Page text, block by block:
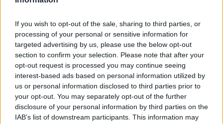
If you wish to opt-out of the sale, sharing to third parties, or
processing of your personal or sensitive information for
targeted advertising by us, please use the below opt-out
section to confirm your selection. Please note that after your
opt-out request is processed you may continue seeing
interest-based ads based on personal information utilized by
us or personal information disclosed to third parties prior to
your opt-out. You may separately opt-out of the further
disclosure of your personal information by third parties on the
IAB’s list of downstream participants. This information may
Frühstücksei mit Speck
Leicht
Frühstücksbrötchen
Mittel
Ham and Eggs